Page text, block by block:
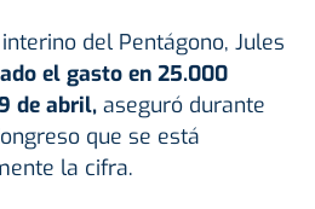
del Pentágono, Jules
el gasto en 25.000
de abril, aseguró durante
que se está
la cifra.